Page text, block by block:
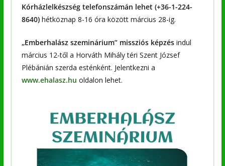
Kórházlelkészség telefonszámán lehet (+36-1-224-
8640)hétköznap 8-16 óra között március 28-ig.
„Emberhalász szeminárium” missziós képzésindul
március 12-től a Horváth Mihály téri Szent József
Plébánián szerda esténként. Jelentkezni a
www.ehalasz.hu oldalon lehet.